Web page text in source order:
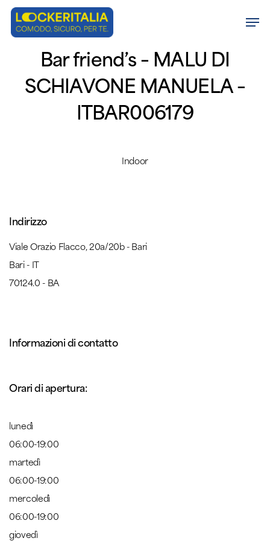
Skip
Bar friend’s – MALU DI
SCHIAVONE MANUELA –
ITBAR006179
Indoor
Indirizzo
Viale Orazio Flacco, 20a/20b - Bari
Bari - IT
70124.0 - BA
Informazioni di contatto
Orari di apertura:
lunedì
06:00-19:00
martedì
06:00-19:00
mercoledì
06:00-19:00
giovedì